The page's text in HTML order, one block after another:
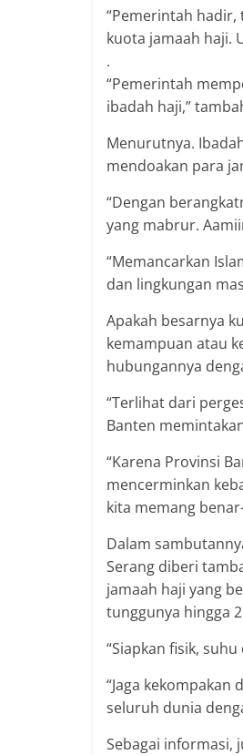
“Pemerintah
kuota jamaah haji.
.
“Pemerintah
ibadah haji,”
Menurutnya.
mendoakan para
“Dengan
yang mabrur.
“Memancarkan
dan lingkungan
Apakah besarnya
kemampuan atau
hubungannya
“Terlihat dari
Banten
“Karena Provinsi
mencerminkan
kita memang
Dalam
Serang diberi
jamaah haji yang
tunggunya hingga
“Siapkan fisik,
“Jaga
seluruh dunia
Sebagai informasi,